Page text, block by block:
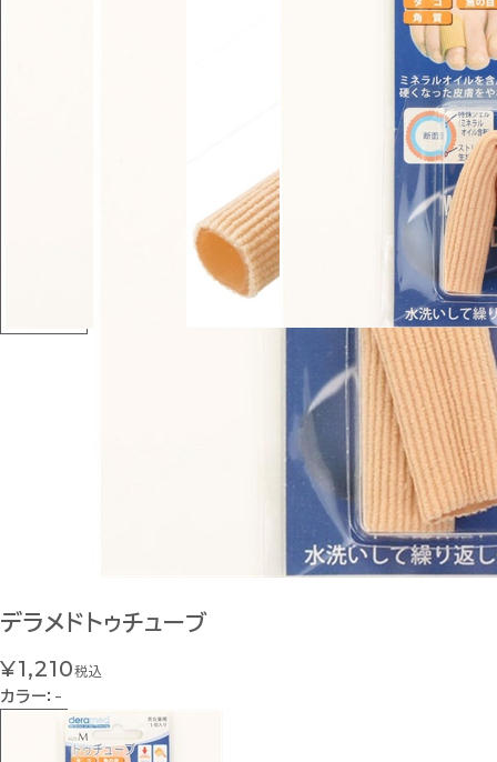
デラメドトゥチューブ
¥1,210税込
カラー： -